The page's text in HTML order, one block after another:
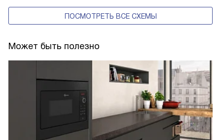
ПОСМОТРЕТЬ ВСЕ СХЕМЫ
Может быть полезно